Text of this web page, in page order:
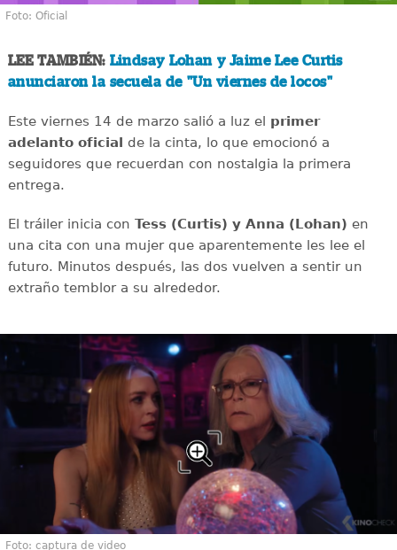
Foto: Oficial
LEE TAMBIÉN: Lindsay Lohan y Jaime Lee Curtis
anunciaron la secuela de "Un viernes de locos"
Este viernes 14 de marzo salió a luz el primer
adelanto oficial de la cinta, lo que emocionó a
seguidores que recuerdan con nostalgia la primera
entrega.
El tráiler inicia con Tess (Curtis) y Anna (Lohan) en
una cita con una mujer que aparentemente les lee el
futuro. Minutos después, las dos vuelven a sentir un
extraño temblor a su alrededor.
Foto: captura de video